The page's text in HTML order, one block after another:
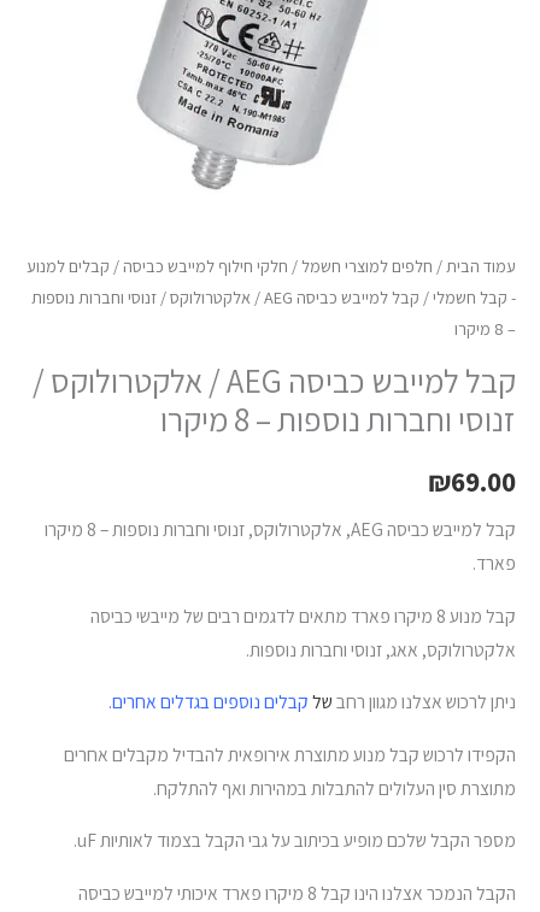
עמוד הבית / חלפים למוצרי חשמל/ חלקי חילוף למייבש כביסה / קבלים למנוע
- קבל חשמלי
/ קבל למייבש כביסה AEG / אלקטרולוקס / זנוסי וחברות נוספות
– 8 מיקרו
קבל למייבש כביסה AEG / אלקטרולוקס /
זנוסי וחברות נוספות – 8 מיקרו
₪69.00
קבל למייבש כביסה AEG, אלקטרולוקס, זנוסי וחברות נוספות – 8 מיקרו
פארד.
קבל מנוע 8 מיקרו פארד מתאים לדגמים רבים של מייבשי כביסה
אלקטרולוקס, אאג, זנוסי וחברות נוספות.
ניתן לרכוש אצלנו מגוון רחב של קבלים נוספים בגדלים אחרים.
הקפידו לרכוש קבל מנוע מתוצרת אירופאית להבדיל מקבלים אחרים
מתוצרת סין העלולים להתבלות במהירות ואף להתלקח.
מספר הקבל שלכם מופיע בכיתוב על גבי הקבל בצמוד לאותיות uF.
הקבל הנמכר אצלנו הינו קבל 8 מיקרו פארד איכותי למייבש כביסה